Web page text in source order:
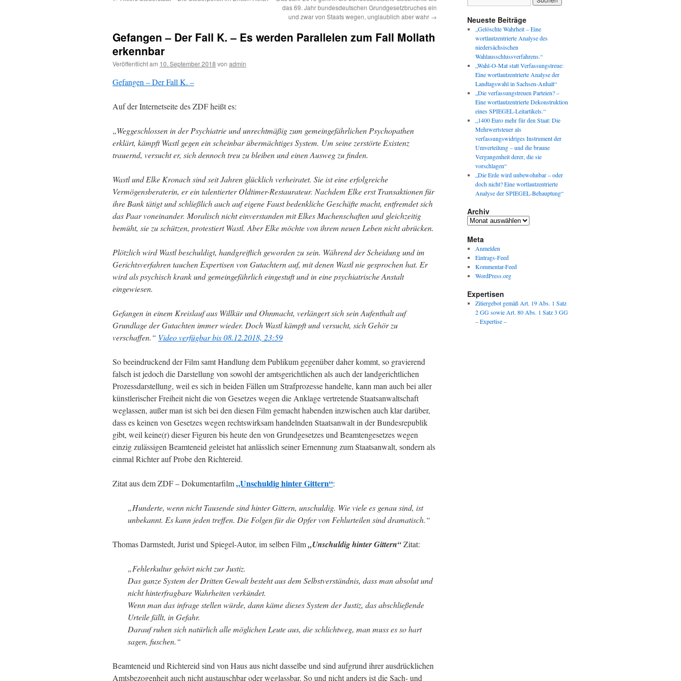
das 69. Jahr bundesdeutschen Grundgesetzbruches ein
und zwar von Staats wegen, unglaublich aber wahr →
Gefangen – Der Fall K. – Es werden Parallelen zum Fall Mollath
erkennbar
Veröffentlicht am 10. September 2018 von admin
Gefangen – Der Fall K. –
Auf der Internetseite des ZDF heißt es:
„Weggeschlossen in der Psychiatrie und unrechtmäßig zum gemeingefährlichen Psychopathen
erklärt, kämpft Wastl gegen ein scheinbar übermächtiges System. Um seine zerstörte Existenz
trauernd, versucht er, sich dennoch treu zu bleiben und einen Ausweg zu finden.
Wastl und Elke Kronach sind seit Jahren glücklich verheiratet. Sie ist eine erfolgreiche
Vermögensberaterin, er ein talentierter Oldtimer-Restaurateur. Nachdem Elke erst Transaktionen für
ihre Bank tätigt und schließlich auch auf eigene Faust bedenkliche Geschäfte macht, entfremdet sich
das Paar voneinander. Moralisch nicht einverstanden mit Elkes Machenschaften und gleichzeitig
bemüht, sie zu schützen, protestiert Wastl. Aber Elke möchte von ihrem neuen Leben nicht abrücken.
Plötzlich wird Wastl beschuldigt, handgreiflich geworden zu sein. Während der Scheidung und im
Gerichtsverfahren tauchen Expertisen von Gutachtern auf, mit denen Wastl nie gesprochen hat. Er
wird als psychisch krank und gemeingefährlich eingestuft und in eine psychiatrische Anstalt
eingewiesen.
Gefangen in einem Kreislauf aus Willkür und Ohnmacht, verlängert sich sein Aufenthalt auf
Grundlage der Gutachten immer wieder. Doch Wastl kämpft und versucht, sich Gehör zu
verschaffen.“ Video verfügbar bis 08.12.2018, 23:59
So beeindruckend der Film samt Handlung dem Publikum gegenüber daher kommt, so gravierend
falsch ist jedoch die Darstellung von sowohl der amtsgerichtlichen als auch der landgerichtlichen
Prozessdarstellung, weil es sich in beiden Fällen um Strafprozesse handelte, kann man auch bei aller
künstlerischer Freiheit nicht die von Gesetzes wegen die Anklage vertretende Staatsanwaltschaft
weglassen, außer man ist sich bei den diesen Film gemacht habenden inzwischen auch klar darüber,
dass es keinen von Gesetzes wegen rechtswirksam handelnden Staatsanwalt in der Bundesrepublik
gibt, weil keine(r) dieser Figuren bis heute den von Grundgesetzes und Beamtengesetzes wegen
einzig zulässigen Beamteneid geleistet hat anlässlich seiner Ernennung zum Staatsanwalt, sondern als
einmal Richter auf Probe den Richtereid.
Zitat aus dem ZDF – Dokumentarfilm„Unschuldig hinter Gittern“:
„Hunderte, wenn nicht Tausende sind hinter Gittern, unschuldig. Wie viele es genau sind, ist
unbekannt. Es kann jeden treffen. Die Folgen für die Opfer von Fehlurteilen sind dramatisch.“
Thomas Darmstedt, Jurist und Spiegel-Autor, im selben Film„Unschuldig hinter Gittern“Zitat:
„Fehlerkultur gehört nicht zur Justiz.
Das ganze System der Dritten Gewalt besteht aus dem Selbstverständnis, dass man absolut und
nicht hinterfragbare Wahrheiten verkündet.
Wenn man das infrage stellen würde, dann käme dieses System der Justiz, das abschließende
Urteile fällt, in Gefahr.
Darauf ruhen sich natürlich alle möglichen Leute aus, die schlichtweg, man muss es so hart
sagen, fuschen.“
Beamteneid und Richtereid sind von Haus aus nicht dasselbe und sind aufgrund ihrer ausdrücklichen
Amtsbezogenheit auch nicht austauschbar oder weglassbar. So und nicht anders ist die Sach- und
Neueste Beiträge
„Gelöschte Wahrheit – Eine
wortlautzentrierte Analyse des
niedersächsischen
Wahlausschlussverfahrens.“
„Wahl-O-Mat statt Verfassungstreue:
Eine wortlautzentrierte Analyse der
Landtagswahl in Sachsen-Anhalt“
„Die verfassungstreuen Parteien? –
Eine wortlautzentrierte Dekonstruktion
eines SPIEGEL-Leitartikels.“
„1400 Euro mehr für den Staat: Die
Mehrwertsteuer als
verfassungswidriges Instrument der
Umverteilung – und die braune
Vergangenheit derer, die sie
vorschlagen“
„Die Erde wird unbewohnbar – oder
doch nicht? Eine wortlautzentrierte
Analyse der SPIEGEL-Behauptung“
Archiv
Archiv
Meta
Anmelden
Eintrags-Feed
Kommentar-Feed
WordPress.org
Expertisen
Zitiergebot gemäß Art. 19 Abs. 1 Satz
2 GG sowie Art. 80 Abs. 1 Satz 3 GG
– Expertise –